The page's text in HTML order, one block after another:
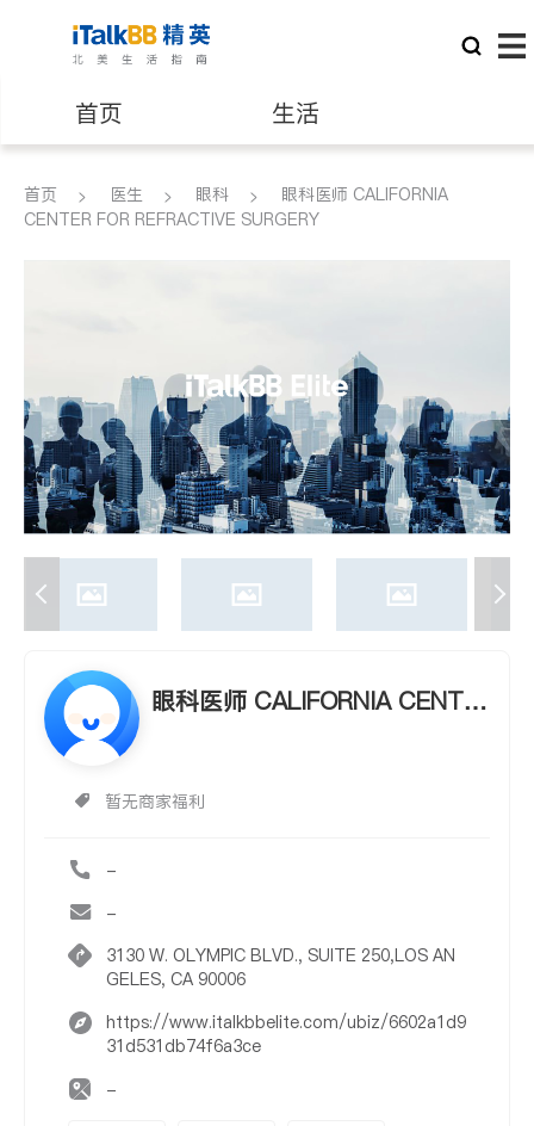
首页 生活
医生 律师
养老 非盈利组织
首页 医生 眼科
眼科医师 CALIFORNIA
CENTER FOR REFRACTIVE SURGERY
眼科医师 CALIFORNIA CENTE
暂无商家福利
-
-
3130 W. OLYMPIC BLVD., SUITE 250,LOS AN
GELES, CA 90006
https://www.italkbbelite.com/ubiz/6602a1d9
31d531db74f6a3ce
-